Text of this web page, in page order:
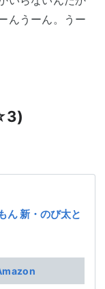
んうーん。うー
ん 新・のび太と